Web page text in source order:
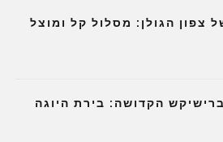
צפון הגולן: מסלול קל ומוצל
הקדושה: בירת היוגה